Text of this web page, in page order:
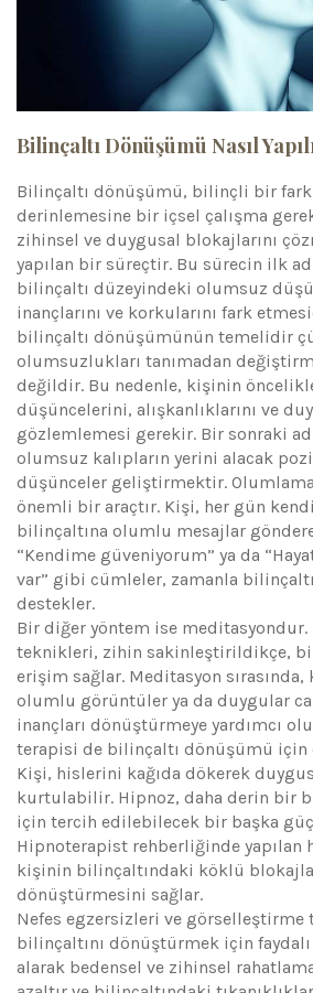
Bilinçaltı Dönüşümü Nasıl
Bilinçaltı dönüşümü, bilinçli bir
derinlemesine bir içsel çalışma
zihinsel ve duygusal blokajlarını
yapılan bir süreçtir. Bu sürecin ilk
bilinçaltı düzeyindeki olumsuz
inançlarını ve korkularını fark
bilinçaltı dönüşümünün temelidir
olumsuzlukları tanımadan
değildir. Bu nedenle, kişinin
düşüncelerini, alışkanlıklarını ve
gözlemlemesi gerekir. Bir sonraki
olumsuz kalıpların yerini alacak
düşünceler geliştirmektir.
önemli bir araçtır. Kişi, her gün
bilinçaltına olumlu mesajlar
“Kendime güveniyorum” ya da
var” gibi cümleler, zamanla
destekler.
Bir diğer yöntem ise meditasyondur.
teknikleri, zihin sakinleştirildikçe,
erişim sağlar. Meditasyon
olumlu görüntüler ya da duygular
inançları dönüştürmeye yardımcı
terapisi de bilinçaltı dönüşümü
Kişi, hislerini kağıda dökerek
kurtulabilir. Hipnoz, daha derin bir
için tercih edilebilecek bir başka
Hipnoterapist rehberliğinde yapılan
kişinin bilinçaltındaki köklü
dönüştürmesini sağlar.
Nefes egzersizleri ve görselleştirme
bilinçaltını dönüştürmek için
alarak bedensel ve zihinsel